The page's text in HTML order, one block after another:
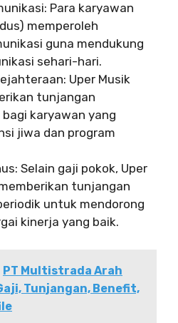
Para karyawan
memperoleh
guna mendukung
sehari-hari.
Uper Musik
tunjangan
karyawan yang
jiwa dan program
Selain gaji pokok, Uper
tunjangan
untuk mendorong
kinerja yang baik.
PT Multistrada Arah
Tunjangan, Benefit,